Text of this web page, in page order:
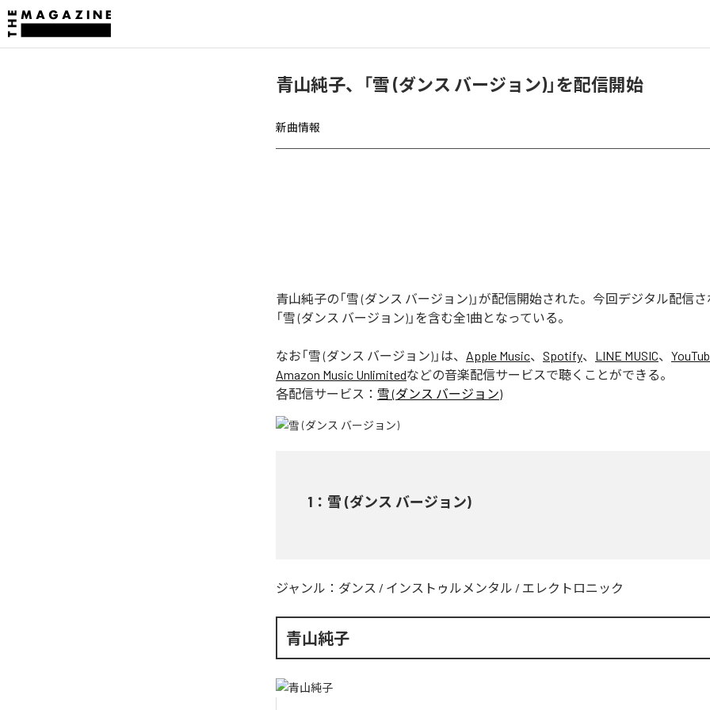
青山純子、「雪 (ダンス バージョン)」を配信開始
新曲情報
青山純子の「雪 (ダンス バージョン)」が配信開始された。今回デジタル配信さ
「雪 (ダンス バージョン)」を含む全1曲となっている。
なお「雪 (ダンス バージョン) 」は、 Apple Music、 Spotify、 LINE MUSIC、
Amazon Music Unlimitedなどの音楽配信サービスで聴くことができる。
各配信サービス： 雪 (ダンス バージョン)
1 ： 雪 (ダンス バージョン)
ジャンル： ダンス / インストゥルメンタル / エレクトロニック
青山純子